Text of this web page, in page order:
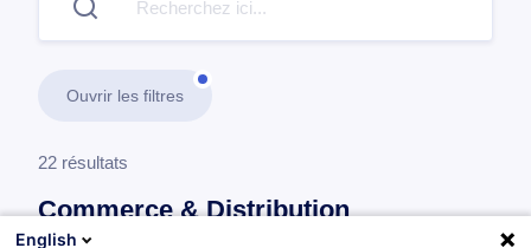
Ouvrir les filtres
22 résultats
Commerce & Distribution
English